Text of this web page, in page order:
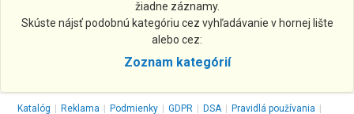
žiadne záznamy.
Skúste nájsť podobnú kategóriu cez vyhľadávanie v hornej lište
alebo cez:
Zoznam kategórií
Katalóg Reklama Podmienky GDPR DSA Pravidlá používania